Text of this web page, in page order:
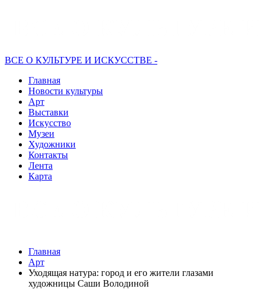
ВСЕ О КУЛЬТУРЕ И ИСКУССТВЕ -
Главная
Новости культуры
Арт
Выставки
Искусство
Музеи
Художники
Контакты
Лента
Карта
Главная
Арт
Уходящая натура: город и его жители глазами
художницы Саши Володиной